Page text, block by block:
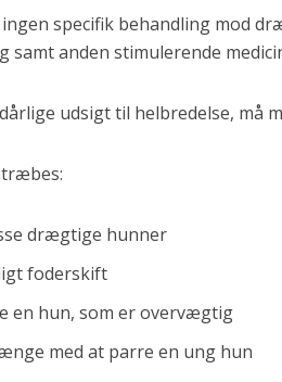
specifik behandling mod
samt anden stimulerende
udsigt til helbredelse, må
drægtige hunner
foderskift
en hun, som er overvægtig
med at parre en ung hun